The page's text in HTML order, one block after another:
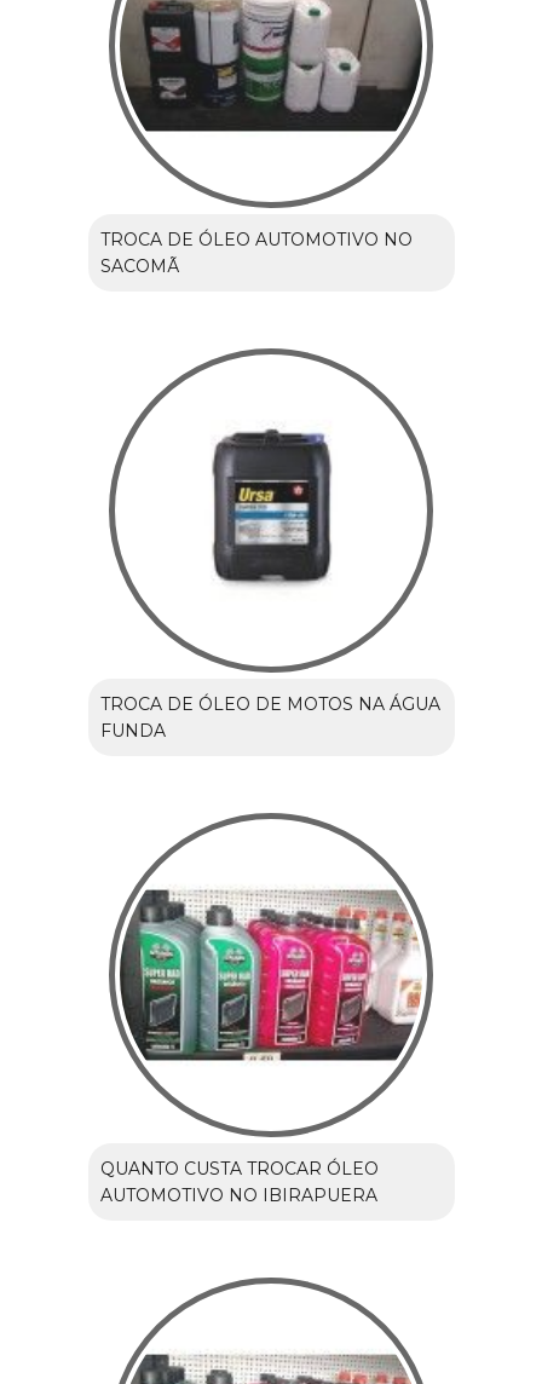
TROCA DE ÓLEO AUTOMOTIVO NO
SACOMÃ
TROCA DE ÓLEO DE MOTOS NA ÁGUA
FUNDA
QUANTO CUSTA TROCAR ÓLEO
AUTOMOTIVO NO IBIRAPUERA